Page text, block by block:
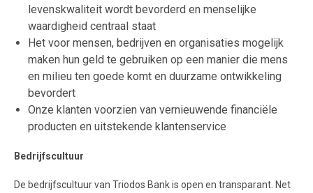
levenskwaliteit wordt bevorderd en menselijke
waardigheid centraal staat
Het voor mensen, bedrijven en organisaties mogelijk
maken hun geld te gebruiken op een manier die mens
en milieu ten goede komt en duurzame ontwikkeling
bevordert
Onze klanten voorzien van vernieuwende financiële
producten en uitstekende klantenservice
Bedrijfscultuur
De bedrijfscultuur van Triodos Bank is open en transparant. Net